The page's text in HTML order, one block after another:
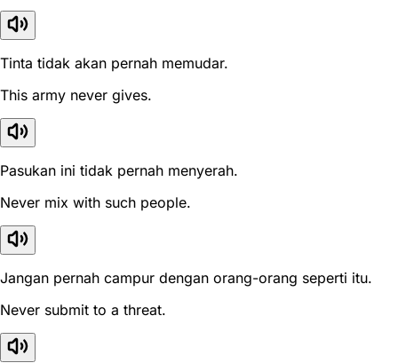
Tinta tidak akan pernah memudar.
This army never gives.
Pasukan ini tidak pernah menyerah.
Never mix with such people.
Jangan pernah campur dengan orang-orang seperti itu.
Never submit to a threat.